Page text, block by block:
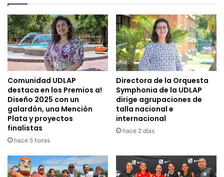
Comunidad UDLAP
destaca en los Premios a!
Diseño 2025 con un
galardón, una Mención
Plata y proyectos
finalistas
hace 5 horas
Directora de la Orquesta
Symphonia de la UDLAP
dirige agrupaciones de
talla nacional e
internacional
hace 2 días